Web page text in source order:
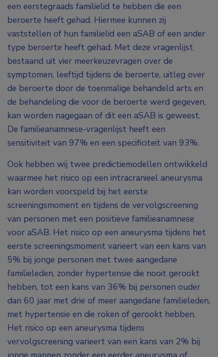
een eerstegraads familielid te hebben die een
beroerte heeft gehad. Hiermee kunnen zij
vaststellen of hun familielid een aSAB of een ander
type beroerte heeft gehad. Met deze vragenlijst
bestaand uit vier meerkeuzevragen over de
symptomen, leeftijd tijdens de beroerte, uitleg over
de beroerte door de toenmalige behandeld arts en
de behandeling die voor de beroerte werd gegeven,
kan worden nagegaan of dit een aSAB is geweest.
De familieanamnese-vragenlijst heeft een
sensitiviteit van 97% en een specificiteit van 93%.
Ook hebben wij twee predictiemodellen ontwikkeld
waarmee het risico op een intracranieel aneurysma
kan worden voorspeld bij het eerste
screeningsmoment en tijdens de vervolgscreening
van personen met een positieve familieanamnese
voor aSAB. Het risico op een aneurysma tijdens het
eerste screeningsmoment varieert van een kans van
5% bij jonge personen met twee aangedane
familieleden, zonder hypertensie die nooit gerookt
hebben, tot een kans van 36% bij personen ouder
dan 60 jaar met drie of meer aangedane familieleden,
met hypertensie en die roken of gerookt hebben.
Het risico op een aneurysma tijdens
vervolgscreening varieert van een kans van 2% bij